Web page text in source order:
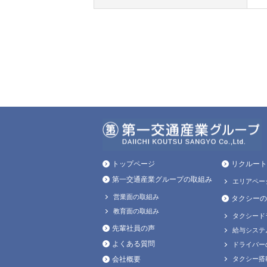
トップページ
第一交通産業グループの取組み
営業面の取組み
教育面の取組み
先輩社員の声
よくある質問
会社概要
リクルート
エリアペー
タクシー
タクシー
給与システ
ドライバ
タクシー